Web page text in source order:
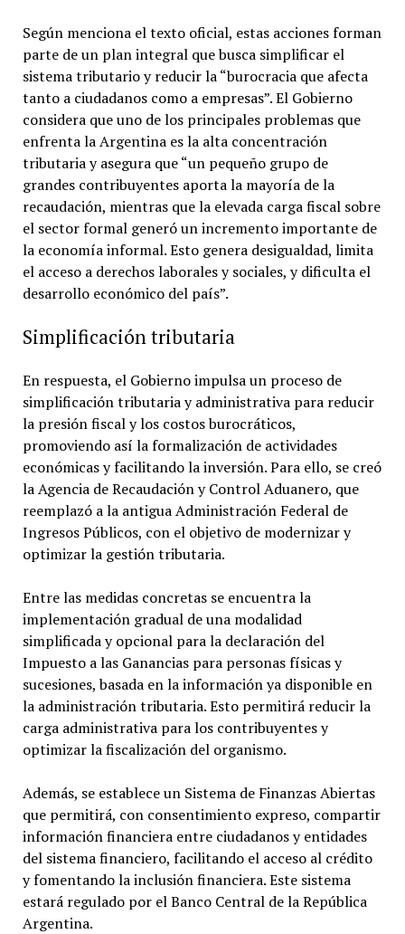
Según menciona el texto oficial, estas acciones forman
parte de un plan integral que busca simplificar el
sistema tributario y reducir la “burocracia que afecta
tanto a ciudadanos como a empresas”. El Gobierno
considera que uno de los principales problemas que
enfrenta la Argentina es la alta concentración
tributaria y asegura que “un pequeño grupo de
grandes contribuyentes aporta la mayoría de la
recaudación, mientras que la elevada carga fiscal sobre
el sector formal generó un incremento importante de
la economía informal. Esto genera desigualdad, limita
el acceso a derechos laborales y sociales, y dificulta el
desarrollo económico del país”.
Simplificación tributaria
En respuesta, el Gobierno impulsa un proceso de
simplificación tributaria y administrativa para reducir
la presión fiscal y los costos burocráticos,
promoviendo así la formalización de actividades
económicas y facilitando la inversión. Para ello, se creó
la Agencia de Recaudación y Control Aduanero, que
reemplazó a la antigua Administración Federal de
Ingresos Públicos, con el objetivo de modernizar y
optimizar la gestión tributaria.
Entre las medidas concretas se encuentra la
implementación gradual de una modalidad
simplificada y opcional para la declaración del
Impuesto a las Ganancias para personas físicas y
sucesiones, basada en la información ya disponible en
la administración tributaria. Esto permitirá reducir la
carga administrativa para los contribuyentes y
optimizar la fiscalización del organismo.
Además, se establece un Sistema de Finanzas Abiertas
que permitirá, con consentimiento expreso, compartir
información financiera entre ciudadanos y entidades
del sistema financiero, facilitando el acceso al crédito
y fomentando la inclusión financiera. Este sistema
estará regulado por el Banco Central de la República
Argentina.